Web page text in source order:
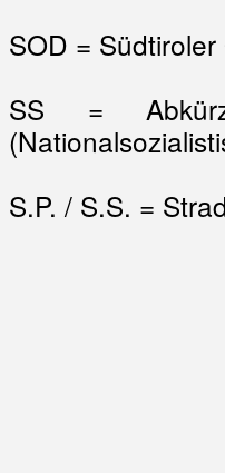
SOD =
SS =
S.P. / S.S. =